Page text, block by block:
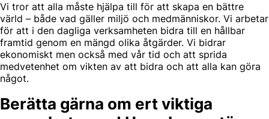
Vi tror att alla måste hjälpa till för att skapa en bättre
värld – både vad gäller miljö och medmänniskor. Vi arbetar
för att i den dagliga verksamheten bidra till en hållbar
framtid genom en mängd olika åtgärder. Vi bidrar
ekonomiskt men också med vår tid och att sprida
medvetenhet om vikten av att bidra och att alla kan göra
något.
Berätta gärna om ert viktiga